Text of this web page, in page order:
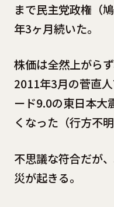
まで民主党政権（
年3ヶ月続いた。
株価は全然上がら
2011年3月の菅直
ード9.0の東日本大
くなった（行方不
不思議な符合だが
災が起きる。